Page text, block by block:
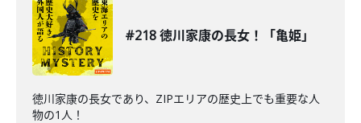
#218 徳川家康の長女！「亀姫」
徳川家康の長女であり、ZIPエリアの歴史上でも重要な人
物の1人！